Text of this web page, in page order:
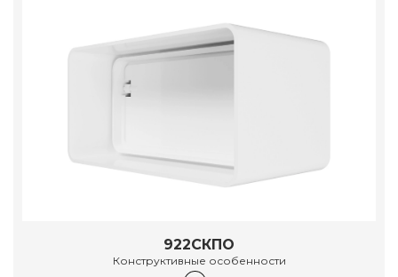
922СКПО
Конструктивные особенности